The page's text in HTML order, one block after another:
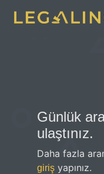
Günlük
ulaştınız.
Daha fazla
giriş yapınız.